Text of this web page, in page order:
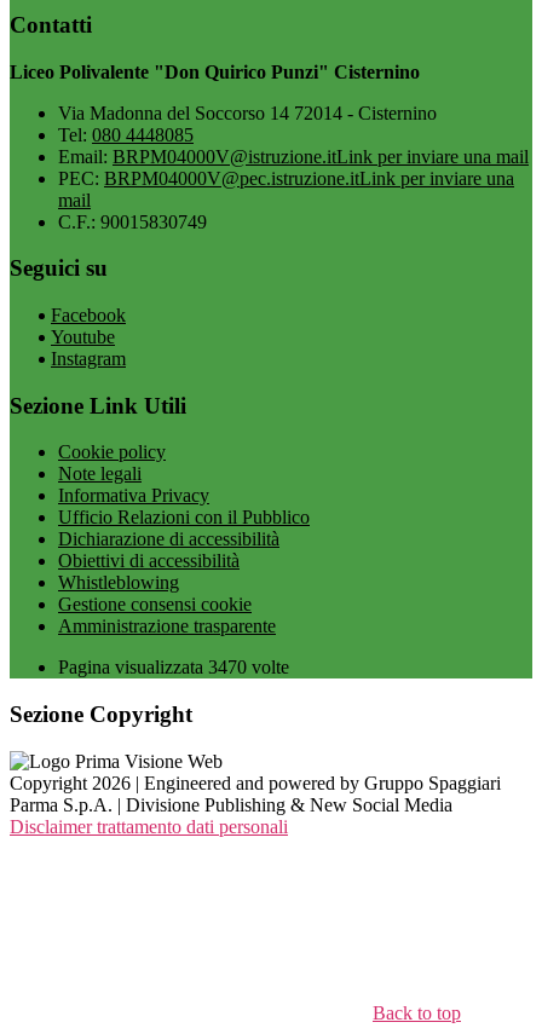
Contatti
Liceo Polivalente "Don Quirico Punzi" Cisternino
Via Madonna del Soccorso 14 72014 - Cisternino
Tel: 080 4448085
Email: BRPM04000V@istruzione.itLink per inviare una mail
PEC: BRPM04000V@pec.istruzione.itLink per inviare una
mail
C.F.: 90015830749
Seguici su
Facebook
Youtube
Instagram
Sezione Link Utili
Cookie policy
Note legali
Informativa Privacy
Ufficio Relazioni con il Pubblico
Dichiarazione di accessibilità
Obiettivi di accessibilità
Whistleblowing
Gestione consensi cookie
Amministrazione trasparente
Pagina visualizzata 3470 volte
Sezione Copyright
Copyright 2026 | Engineered and powered by Gruppo Spaggiari
Parma S.p.A. | Divisione Publishing & New Social Media
Disclaimer trattamento dati personali
Back to top